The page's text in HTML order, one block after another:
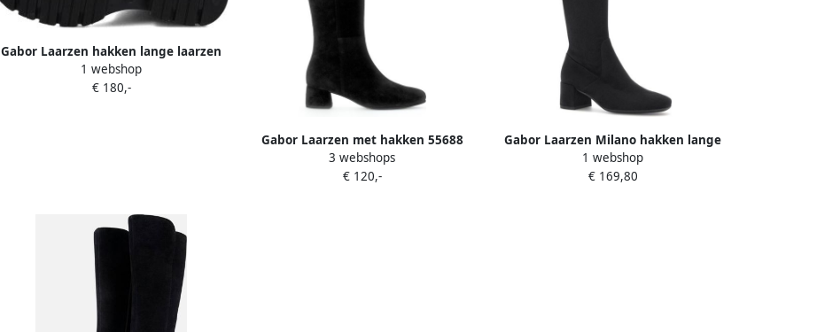
Gabor Laarzen hakken lange laarzen
met comfortabele beste pasvorm-
uitrusting
1 webshop
€ 180,-
Gabor Laarzen met hakken 55688
3 webshops
€ 120,-
Gabor Laarzen Milano hakken lange
laarzen schacht hoogte 42 cm
1 webshop
€ 169,80